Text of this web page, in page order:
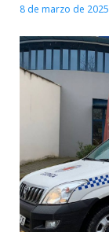
8 de marzo de 2025